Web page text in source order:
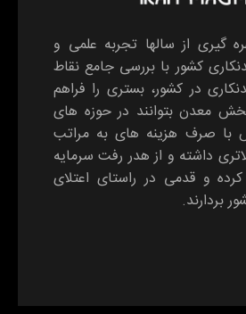
گیری از سالها تجربه علمی و
کشور با بررسی جامع نقاط
در کشور، بستری را فراهم
معدن بتوانند در حوزه های
صرف هزینه های به مراتب
داشته و از هدر رفت سرمایه
و قدمی در راستای اعتلای
بردارند.